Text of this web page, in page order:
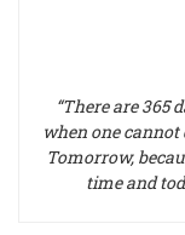
“There are 365
when one cannot
Tomorrow,
time and